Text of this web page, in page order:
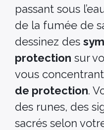
passant sous
de la fumée de
dessinez des
protection sur
vous
de protection.
des runes, des
sacrés selon